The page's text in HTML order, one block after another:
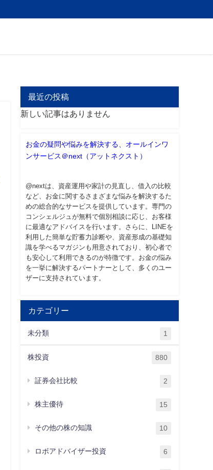
最近の投稿
新しい記事はありません
お金の疑問や悩みを解決する、オールインワ
ンサービス＠next（アットネクスト）
@nextは、資産運用や家計の見直し、借入の比較
など、お金に関するさまざまな悩みを解決するた
めの総合的なサービスを提供しています。専門の
コンシェルジュが無料で個別相談に応じ、お客様
に最適なアドバイスを行います。さらに、LINEを
利用した簡単な貯蓄力診断や、資産形成の基礎知
識を学べるマガジンも用意されており、初心者で
も安心して利用できるのが特徴です。お金の悩み
を一挙に解決するパートナーとして、多くのユー
ザーに支持されています。
カテゴリー
未分類 1
株投資 880
証券会社比較 2
株主優待 15
その他の株の知識 10
ロボアドバイザー投資 6